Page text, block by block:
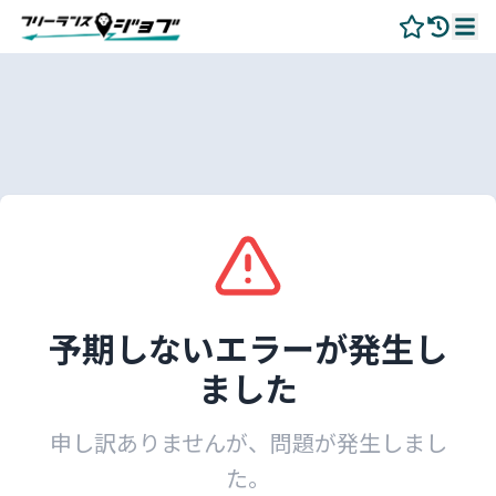
予期しないエラーが発生し
ました
申し訳ありませんが、問題が発生しまし
た。